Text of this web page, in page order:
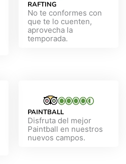
RAFTING
No te conformes con
que te lo cuenten,
aprovecha la
temporada.
PAINTBALL
Disfruta del mejor
Paintball en nuestros
nuevos campos.